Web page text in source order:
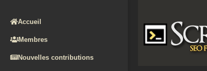
Accueil
Membres
Nouvelles contributions